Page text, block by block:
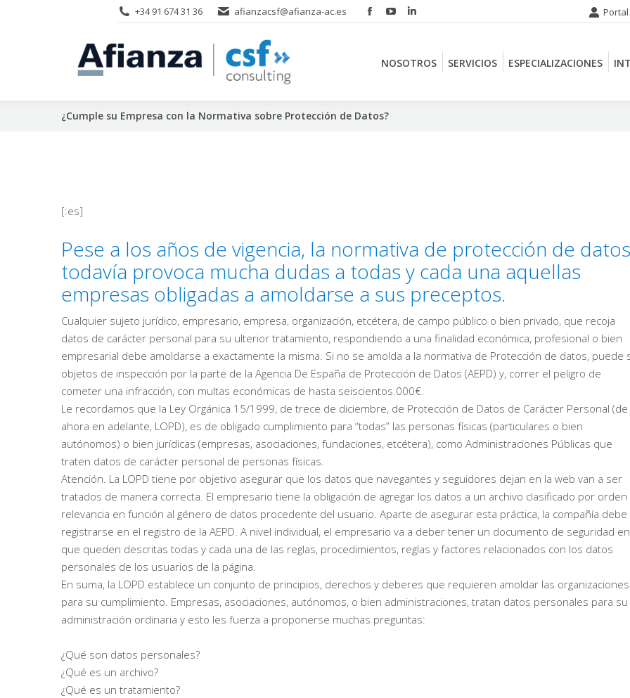
+34 91 674 31 36 afianzacsf@afianza-ac.es
Facebook
opens
window
YouTube
opens
Linkedin
opens
NOSOTROS SERVICIOS ESPECIALIZACIONES
¿Cumple su Empresa con la Normativa sobre Protección de Datos?
[:es]
Pese a los años de vigencia, la normativa de protección de datos
todavía provoca mucha dudas a todas y cada una aquellas
empresas obligadas a amoldarse a sus preceptos.
Cualquier sujeto jurídico, empresario, empresa, organización, etcétera, de campo público o bien privado, que recoja
datos de carácter personal para su ulterior tratamiento, respondiendo a una finalidad económica, profesional o bien
empresarial debe amoldarse a exactamente la misma. Si no se amolda a la normativa de Protección de datos, puede
objetos de inspección por la parte de la Agencia De España de Protección de Datos (AEPD) y, correr el peligro de
cometer una infracción, con multas económicas de hasta seiscientos.000€.
Le recordamos que la Ley Orgánica 15/1999, de trece de diciembre, de Protección de Datos de Carácter Personal (de
ahora en adelante, LOPD), es de obligado cumplimiento para “todas” las personas físicas (particulares o bien
autónomos) o bien jurídicas (empresas, asociaciones, fundaciones, etcétera), como Administraciones Públicas que
traten datos de carácter personal de personas físicas.
Atención. La LOPD tiene por objetivo asegurar que los datos que navegantes y seguidores dejan en la web van a ser
tratados de manera correcta. El empresario tiene la obligación de agregar los datos a un archivo clasificado por orden
relevancia en función al género de datos procedente del usuario. Aparte de asegurar esta práctica, la compañía debe
registrarse en el registro de la AEPD. A nivel individual, el empresario va a deber tener un documento de seguridad
que queden descritas todas y cada una de las reglas, procedimientos, reglas y factores relacionados con los datos
personales de los usuarios de la página.
En suma, la LOPD establece un conjunto de principios, derechos y deberes que requieren amoldar las organizaciones
para su cumplimiento. Empresas, asociaciones, autónomos, o bien administraciones, tratan datos personales para su
administración ordinaria y esto les fuerza a proponerse muchas preguntas:
¿Qué son datos personales?
¿Qué es un archivo?
¿Qué es un tratamiento?